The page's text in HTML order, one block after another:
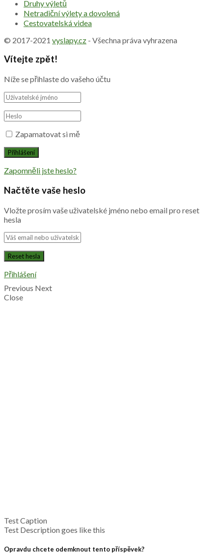
Druhy výletů
Netradiční výlety a dovolená
Cestovatelská videa
© 2017-2021 vyslapy.cz - Všechna práva vyhrazena
Vítejte zpět!
Níže se přihlaste do vašeho účtu
Zapamatovat si mě
Zapomněli jste heslo?
Načtěte vaše heslo
Vložte prosím vaše uživatelské jméno nebo email pro reset
hesla
Přihlášení
Previous Next
Close
Test Caption
Test Description goes like this
Opravdu chcete odemknout tento příspěvek?